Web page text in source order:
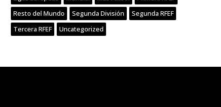
Resto del Mundo
Segunda División
Segunda RFEF
Tercera RFEF
Uncategorized